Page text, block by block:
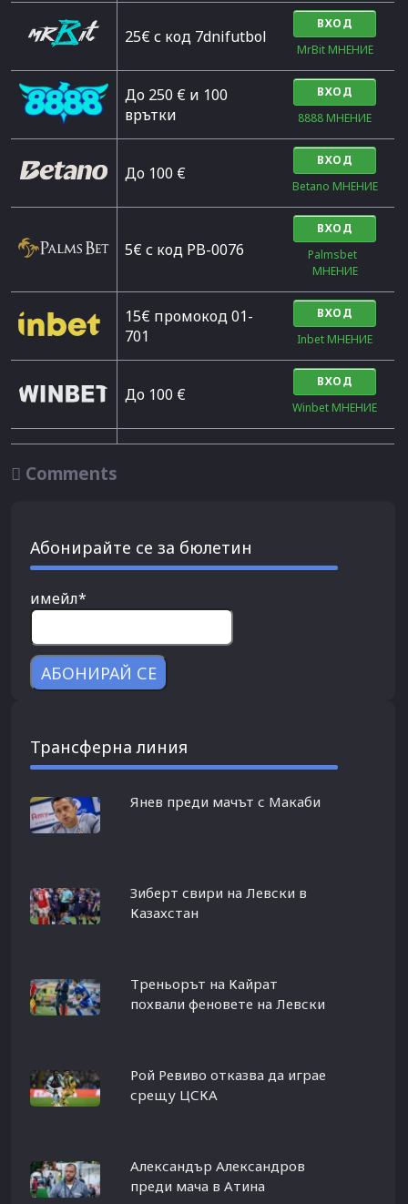
25€ с код 7dnifutbol
ВХОД
MrBit МНЕНИЕ
До 250 € и 100
врътки
ВХОД
8888 МНЕНИЕ
Дo 100 €
ВХОД
Betano МНЕНИЕ
5€ с код PB-0076
ВХОД
Palmsbet
МНЕНИЕ
15€ промокод 01-
701
ВХОД
Inbet МНЕНИЕ
До 100 €
ВХОД
Winbet МНЕНИЕ
 Comments
Абонирайте се за бюлетин
имейл*
Трансферна линия
Янев преди мачът с Макаби
Зиберт свири на Левски в
Казахстан
Треньорът на Кайрат
похвали феновете на Левски
Рой Ревиво отказва да играе
срещу ЦСКА
Александър Александров
преди мача в Атина